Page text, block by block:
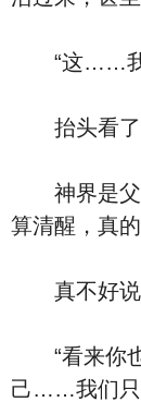
“这……我
抬头看了
神界是父
算清醒，真
真不好说
“看来你也
己……我们只